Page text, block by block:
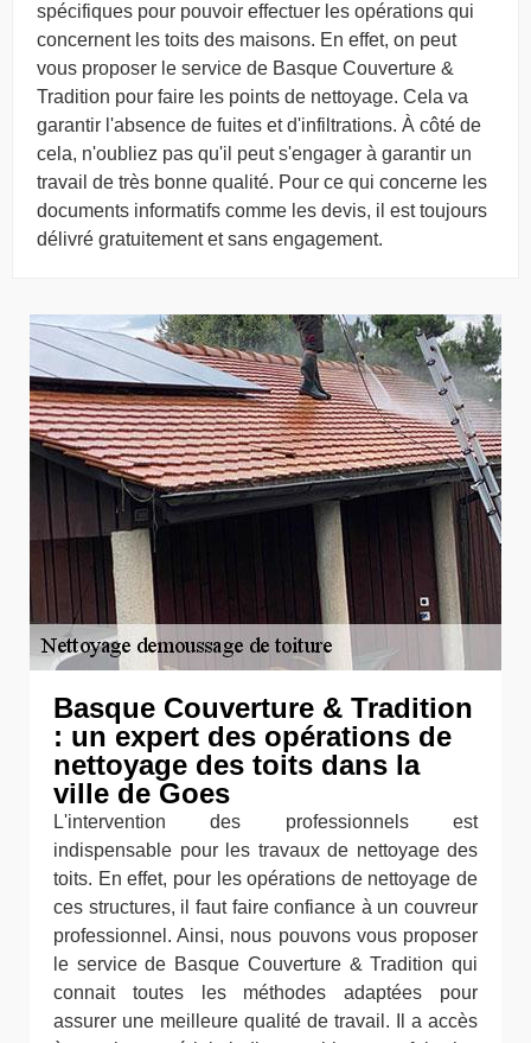
spécifiques pour pouvoir effectuer les opérations qui
concernent les toits des maisons. En effet, on peut
vous proposer le service de Basque Couverture &
Tradition pour faire les points de nettoyage. Cela va
garantir l'absence de fuites et d'infiltrations. À côté de
cela, n'oubliez pas qu'il peut s'engager à garantir un
travail de très bonne qualité. Pour ce qui concerne les
documents informatifs comme les devis, il est toujours
délivré gratuitement et sans engagement.
Basque Couverture & Tradition
: un expert des opérations de
nettoyage des toits dans la
ville de Goes
L'intervention des professionnels est
indispensable pour les travaux de nettoyage des
toits. En effet, pour les opérations de nettoyage de
ces structures, il faut faire confiance à un couvreur
professionnel. Ainsi, nous pouvons vous proposer
le service de Basque Couverture & Tradition qui
connait toutes les méthodes adaptées pour
assurer une meilleure qualité de travail. Il a accès